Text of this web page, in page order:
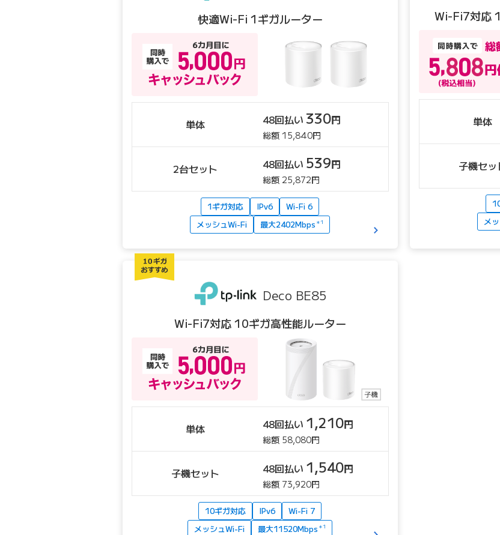
快適Wi-Fi 1ギガルーター
単体 48回払い 330円
総額 15,840円
2台セット 48回払い 539円
総額 25,872円
1ギガ対応 IPv6
Wi-Fi 6
メッシュWi-Fi
最大2402Mbps ＊1
Wi-Fi7対応
単体
子機セッ
メ
Deco BE85
Wi-Fi7対応 10ギガ高性能ルーター
単体 48回払い 1,210円
総額 58,080円
子機セット 48回払い 1,540円
総額 73,920円
10ギガ対応 IPv6
Wi-Fi 7
メッシュWi-Fi
最大11520Mbps ＊1